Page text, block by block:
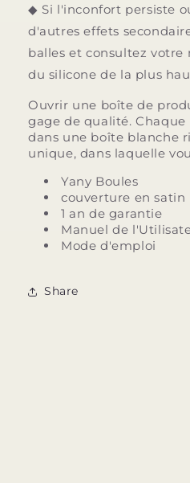
◆ Si l'inconfort persiste
d'autres effets
balles et consultez votre
du silicone de la plus
Ouvrir une boîte de
gage de qualité.
dans une boîte blanche
unique, dans laquelle
Yany Boules
couverture en satin
1 an de garantie
Manuel de
Mode d'emploi
Share